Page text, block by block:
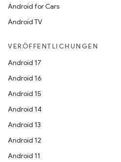
Android for Cars
Android TV
VERÖFFENTLICHUNGEN
Android 17
Android 16
Android 15
Android 14
Android 13
Android 12
Android 11